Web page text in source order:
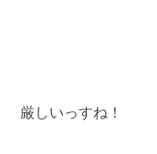
厳しいっすね！